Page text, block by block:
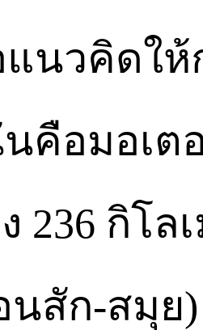
นวคิดให้
คือมอเต
236 กิโ
นสัก-สมุย)